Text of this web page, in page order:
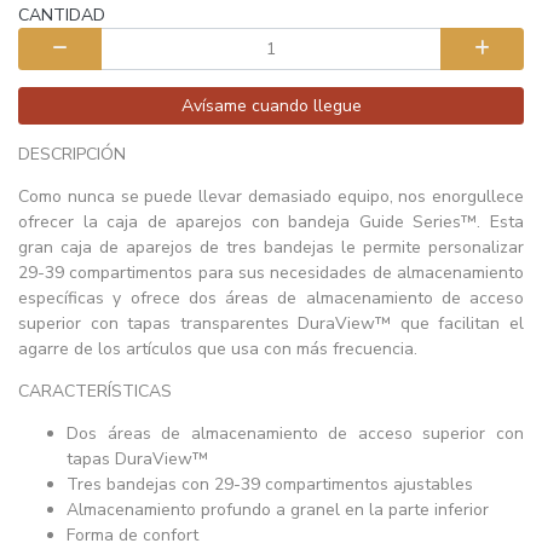
CANTIDAD
Avísame cuando llegue
DESCRIPCIÓN
Como nunca se puede llevar demasiado equipo, nos enorgullece
ofrecer la caja de aparejos con bandeja Guide Series™. Esta
gran caja de aparejos de tres bandejas le permite personalizar
29-39 compartimentos para sus necesidades de almacenamiento
específicas y ofrece dos áreas de almacenamiento de acceso
superior con tapas transparentes DuraView™ que facilitan el
agarre de los artículos que usa con más frecuencia.
CARACTERÍSTICAS
Dos áreas de almacenamiento de acceso superior con
tapas DuraView™
Tres bandejas con 29-39 compartimentos ajustables
Almacenamiento profundo a granel en la parte inferior
Forma de confort